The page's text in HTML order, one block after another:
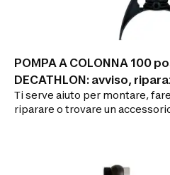
POMPA A COLONNA 100
DECATHLON: avviso,
Ti serve aiuto per montare,
riparare o trovare un